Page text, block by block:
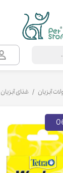
آبزیان غذای آبزیان